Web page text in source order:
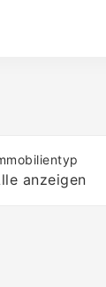
anzeigen